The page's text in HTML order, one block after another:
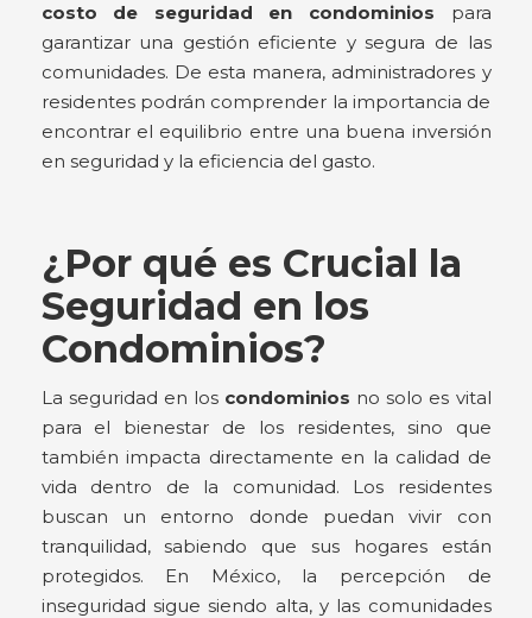
costo de seguridad en condominios para
garantizar una gestión eficiente y segura de las
comunidades. De esta manera, administradores y
residentes podrán comprender la importancia de
encontrar el equilibrio entre una buena inversión
en seguridad y la eficiencia del gasto.
¿Por qué es Crucial la
Seguridad en los
Condominios?
La seguridad en los condominios no solo es vital
para el bienestar de los residentes, sino que
también impacta directamente en la calidad de
vida dentro de la comunidad. Los residentes
buscan un entorno donde puedan vivir con
tranquilidad, sabiendo que sus hogares están
protegidos. En México, la percepción de
inseguridad sigue siendo alta, y las comunidades